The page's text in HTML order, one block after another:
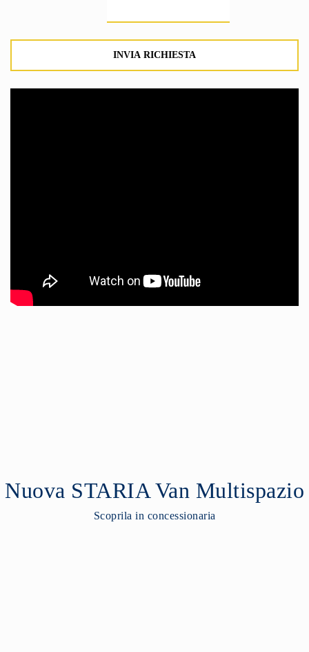
Nuova STARIA Van Multispazio
Scoprila in concessionaria